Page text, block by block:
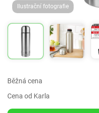
Ilustrační fotografie
Běžná cena
Cena od Karla